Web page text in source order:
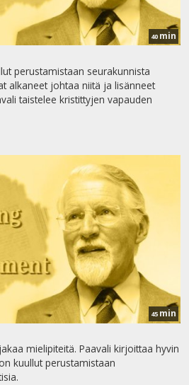
40 min
perustamistaan seurakunnista
alkaneet johtaa niitä ja lisänneet
taistelee kristittyjen vapauden
45 min
mielipiteitä. Paavali kirjoittaa hyvin
kuullut perustamistaan